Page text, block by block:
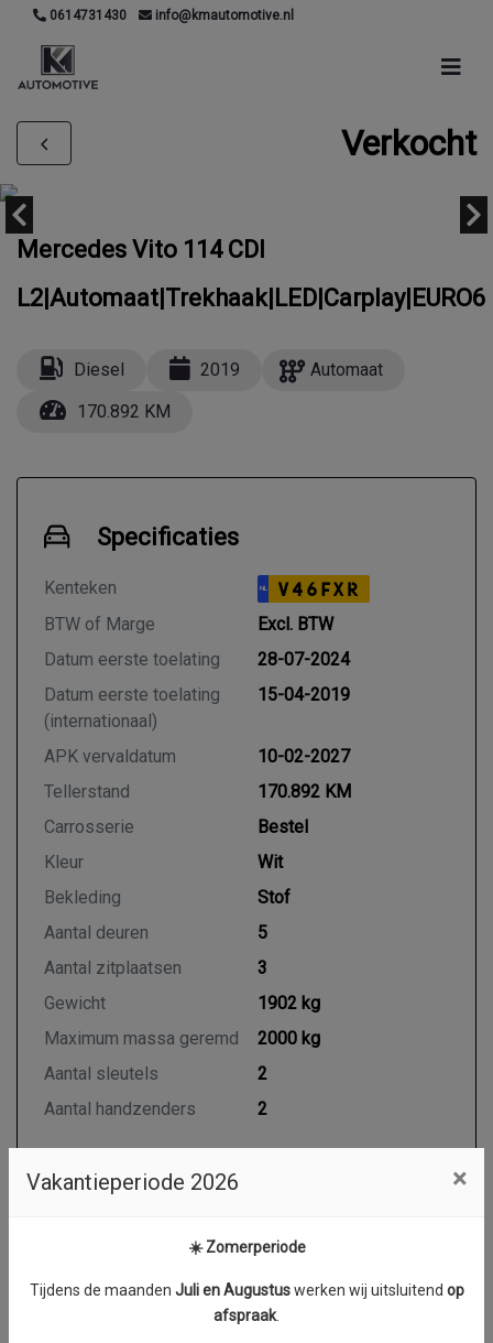
0614731430 info@kmautomotive.nl
Verkocht
Mercedes Vito 114 CDI
L2|Automaat|Trekhaak|LED|Carplay|EURO6
Diesel 2019
Automaat
170.892 KM
Specificaties
Kenteken NL V46FXR
BTW of Marge
Excl. BTW
Datum eerste toelating
28-07-2024
Datum eerste toelating
(internationaal)
15-04-2019
APK vervaldatum
10-02-2027
Tellerstand
170.892 KM
Carrosserie
Bestel
Kleur
Wit
Bekleding
Stof
Aantal deuren
5
Aantal zitplaatsen
3
Gewicht
1902 kg
Maximum massa geremd
2000 kg
Aantal sleutels
2
Aantal handzenders
2
Motor en transmissie
Diesel
Transmissie
Automaat
4
Vakantieperiode 2026 ×
☀️ Zomerperiode
Tijdens de maanden Juli en Augustuswerken wij uitsluitend op
afspraak.